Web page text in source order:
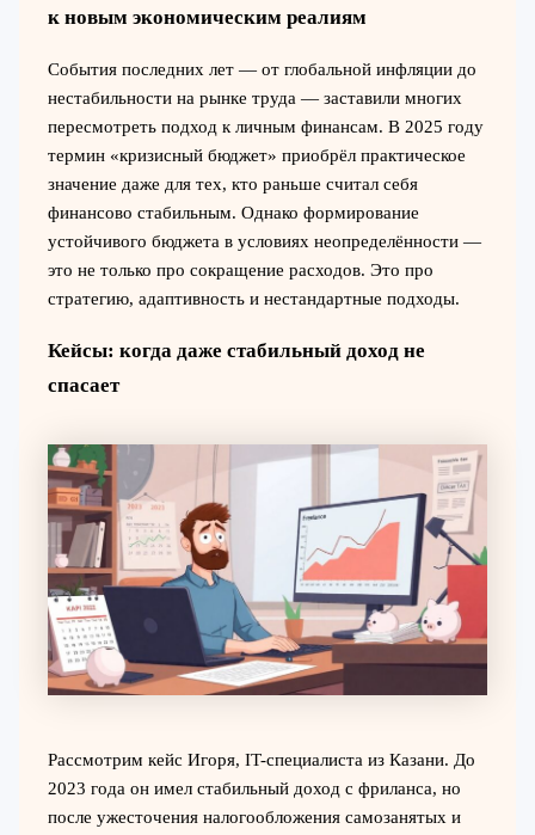
к новым экономическим реалиям
События последних лет — от глобальной инфляции до
нестабильности на рынке труда — заставили многих
пересмотреть подход к личным финансам. В 2025 году
термин «кризисный бюджет» приобрёл практическое
значение даже для тех, кто раньше считал себя
финансово стабильным. Однако формирование
устойчивого бюджета в условиях неопределённости —
это не только про сокращение расходов. Это про
стратегию, адаптивность и нестандартные подходы.
Кейсы: когда даже стабильный доход не
спасает
Рассмотрим кейс Игоря, IT-специалиста из Казани. До
2023 года он имел стабильный доход с фриланса, но
после ужесточения налогообложения самозанятых и